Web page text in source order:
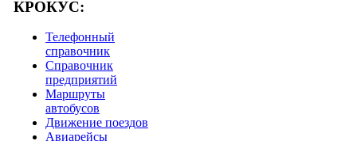
КРОКУС:
Телефонный
справочник
Справочник
предприятий
Маршруты
автобусов
Движение поездов
Авиарейсы